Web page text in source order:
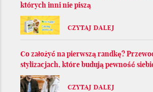
których inni nie piszą
CZYTAJ DALEJ
Co założyć na pierwszą randkę?
stylizacjach, które budują pewność
CZYTAJ DALEJ